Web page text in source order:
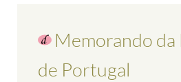
Memorando da
de Portugal